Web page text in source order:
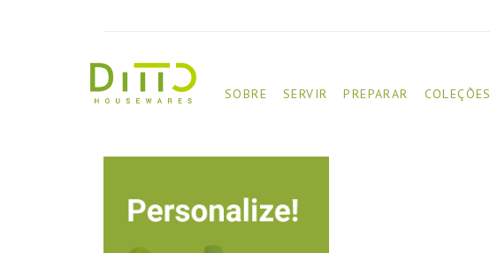
SOBRE SERVIR PREPARAR COLEÇÕES